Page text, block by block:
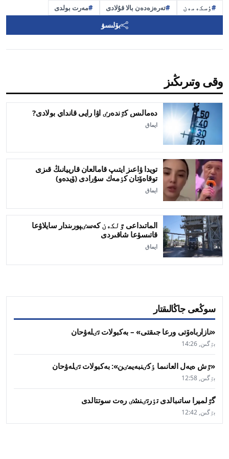
ٶسكەمەن تەرەزەدەن بالا قۇلادى مەرت بولدى
بۆلىسۋ
وقى وتىرىڭىز
دەمالىس كٷندەرٸ اۋا رايى قانداي بولادى?
ايماق
تويدا ۋاعىز ايتىپ قامالعان قارييانىڭ قىزى
توقاەۆتان كٶمەك سۇرادى (ۆيدەو)
ايماق
الماتىداعى ٷلكەن كەسٸپورىندار سايلاۋعا
قاتىسۋعا شاقىردى
ايماق
سوڭعى جاڭالىقتار
«نازارباەۆتى ورعا جىقتى» – بەكبولات تٸلەۋحان
بٷگىن, 14:26
«ٷش ەيەل العانىما ٶكٸنبەيمٸن»: بەكبولات تٸلەۋحان
بٷگىن, 12:58
گٷلميرا ساتىبالدى تٶرتٸنشٸ رەت سوتتالدى
بٷگىن, 12:42